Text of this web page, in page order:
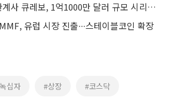
GC녹십자 美 관계사 큐레보, 1억1000만 달러 규모 시리즈B 투자 유치 성공
유럽 시장 진출∙∙∙스테이블코인 확장
십자 #상장 #코스닥